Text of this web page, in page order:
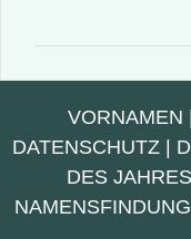
VORNAMEN |
DATENSCHUTZ |
DES JAHRES
NAMENSFINDUNG